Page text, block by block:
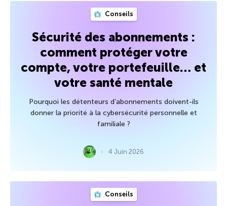
Conseils
Sécurité des abonnements :
comment protéger votre
compte, votre portefeuille… et
votre santé mentale
Pourquoi les détenteurs d’abonnements doivent-ils
donner la priorité à la cybersécurité personnelle et
familiale ?
4 Juin 2026
Conseils